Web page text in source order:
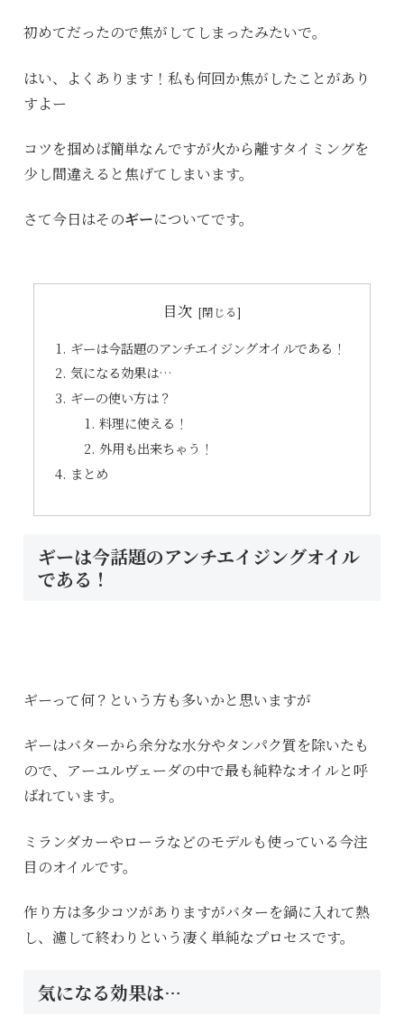
初めてだったので焦がしてしまったみたいで。
はい、よくあります！私も何回か焦がしたことがあり
すよー
コツを掴めば簡単なんですが火から離すタイミングを
少し間違えると焦げてしまいます。
さて今日はそのギーについてです。
目次
ギーは今話題のアンチエイジングオイルである！
気になる効果は…
ギーの使い方は？
料理に使える！
外用も出来ちゃう！
まとめ
ギーは今話題のアンチエイジングオイル
である！
ギーって何？という方も多いかと思いますが
ギーはバターから余分な水分やタンパク質を除いたも
ので、アーユルヴェーダの中で最も純粋なオイルと呼
ばれています。
ミランダカーやローラなどのモデルも使っている今注
目のオイルです。
作り方は多少コツがありますがバターを鍋に入れて熱
し、濾して終わりという凄く単純なプロセスです。
気になる効果は…